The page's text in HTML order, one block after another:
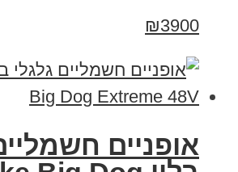
₪3900
אופניים